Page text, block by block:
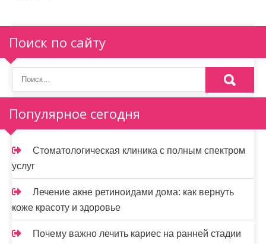
Поиск по сайту
Популярное сегодня
Стоматологическая клиника с полным спектром
услуг
Лечение акне ретиноидами дома: как вернуть
коже красоту и здоровье
Почему важно лечить кариес на ранней стадии